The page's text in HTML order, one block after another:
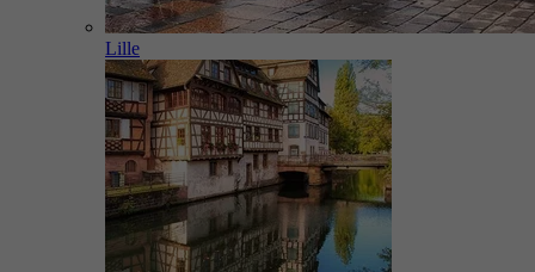
Lille